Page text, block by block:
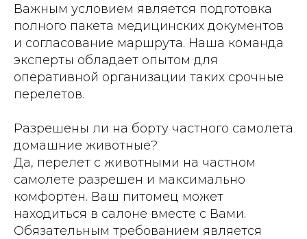
Важным условием является подготовка
полного пакета медицинских документов
и согласование маршрута. Наша команда
эксперты обладает опытом для
оперативной организации таких срочные
перелетов.
Разрешены ли на борту частного самолета
домашние животные?
Да, перелет с животными на частном
самолете разрешен и максимально
комфортен. Ваш питомец может
находиться в салоне вместе с Вами.
Обязательным требованием является